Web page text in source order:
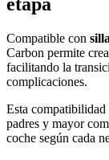
Compatible con
Carbon permite
facilitando la
complicaciones.
Esta compatibilidad
padres y mayor
coche según cada